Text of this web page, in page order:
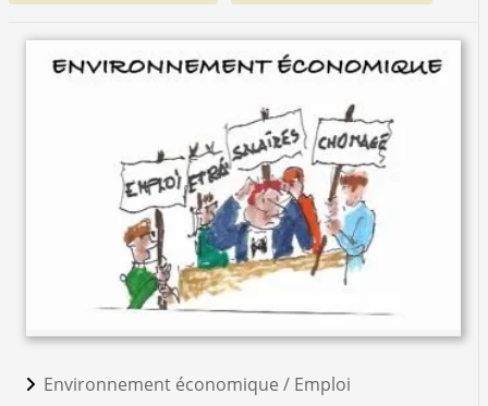
Environnement économique / Emploi